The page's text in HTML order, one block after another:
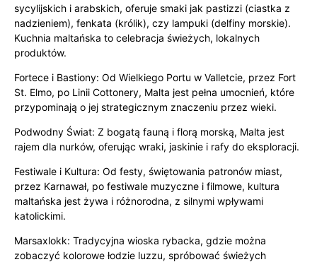
sycylijskich i arabskich, oferuje smaki jak pastizzi (ciastka z
nadzieniem), fenkata (królik), czy lampuki (delfiny morskie).
Kuchnia maltańska to celebracja świeżych, lokalnych
produktów.
Fortece i Bastiony: Od Wielkiego Portu w Valletcie, przez Fort
St. Elmo, po Linii Cottonery, Malta jest pełna umocnień, które
przypominają o jej strategicznym znaczeniu przez wieki.
Podwodny Świat: Z bogatą fauną i florą morską, Malta jest
rajem dla nurków, oferując wraki, jaskinie i rafy do eksploracji.
Festiwale i Kultura: Od festy, świętowania patronów miast,
przez Karnawał, po festiwale muzyczne i filmowe, kultura
maltańska jest żywa i różnorodna, z silnymi wpływami
katolickimi.
Marsaxlokk: Tradycyjna wioska rybacka, gdzie można
zobaczyć kolorowe łodzie luzzu, spróbować świeżych